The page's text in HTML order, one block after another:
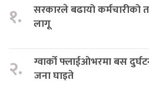
१.
सरकारले बढायो
लागू
२.
ग्वार्को फ्लाईओभरमा बस
जना घाइते